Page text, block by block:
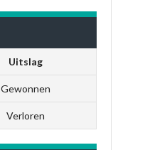
Uitslag
Gewonnen
Verloren